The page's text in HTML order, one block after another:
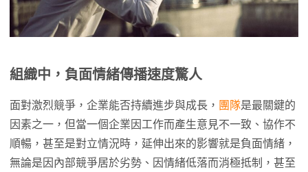
組織中，負面情緒傳播速度驚人
面對激烈競爭，企業能否持續進步與成長， 團隊是最關鍵的
因素之一，但當一個企業因工作而產生意見不一致、協作不
順暢，甚至是對立情況時，延伸出來的影響就是負面情緒，
無論是因內部競爭居於劣勢、因情緒低落而消極抵制，甚至